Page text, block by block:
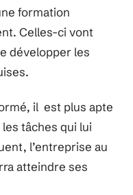
formation
Celles-ci vont
développer les
il est plus apte
tâches qui lui
l’entreprise au
atteindre ses